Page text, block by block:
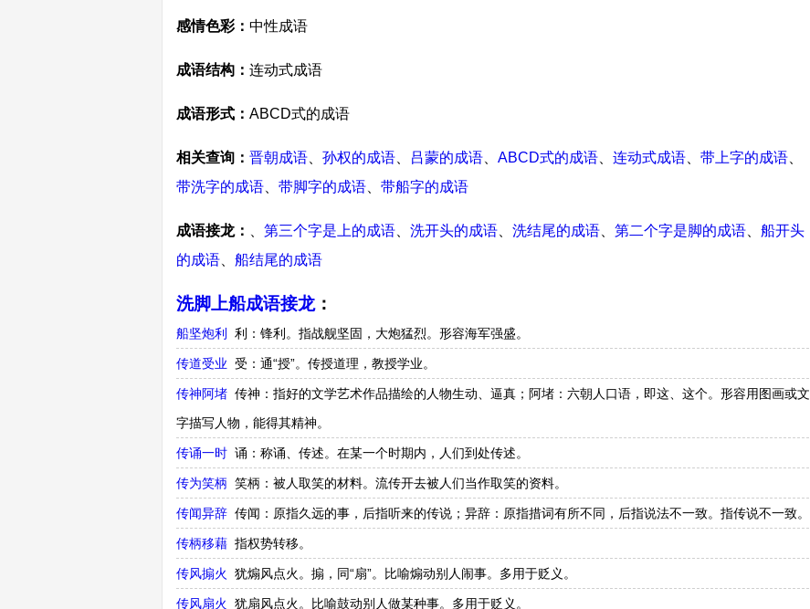
感情色彩： 中性成语
成语结构： 连动式成语
成语形式： ABCD式的成语
相关查询： 晋朝成语 孙权的成语 吕蒙的成语 ABCD式的成语 连动式成语 带上字的成语
带洗字的成语
带脚字的成语 带船字的成语
成语接龙： 第三个字是上的成语 洗开头的成语 洗结尾的成语 第二个字是脚的成语
船开头
的成语
船结尾的成语
洗脚上船成语接龙：
船坚炮利 利：锋利。指战舰坚固，大炮猛烈。形容海军强盛。
传道受业 受：通“授”。传授道理，教授学业。
传神阿堵 传神：指好的文学艺术作品描绘的人物生动、逼真；阿堵：六朝人口语，即这、这个。形容用图画或文
字描写人物，能得其精神。
传诵一时 诵：称诵、传述。在某一个时期内，人们到处传述。
传为笑柄 笑柄：被人取笑的材料。流传开去被人们当作取笑的资料。
传闻异辞 传闻：原指久远的事，后指听来的传说；异辞：原指措词有所不同，后指说法不一致。指传说不一致。
传柄移藉 指权势转移。
传风搧火 犹煽风点火。搧，同“扇”。比喻煽动别人闹事。多用于贬义。
传风扇火 犹扇风点火。比喻鼓动别人做某种事。多用于贬义。